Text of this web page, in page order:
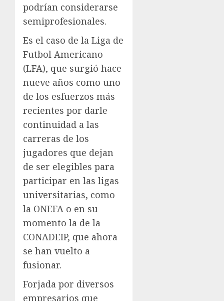
podrían considerarse
semiprofesionales.
Es el caso de la Liga de
Futbol Americano
(LFA), que surgió hace
nueve años como uno
de los esfuerzos más
recientes por darle
continuidad a las
carreras de los
jugadores que dejan
de ser elegibles para
participar en las ligas
universitarias, como
la ONEFA o en su
momento la de la
CONADEIP, que ahora
se han vuelto a
fusionar.
Forjada por diversos
empresarios que